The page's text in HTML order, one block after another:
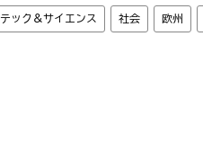
テック＆サイエンス 社会 欧州